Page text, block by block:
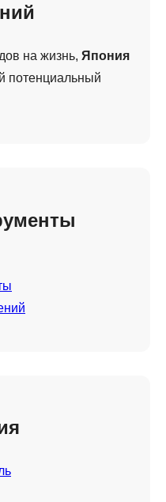
на жизнь, Япония
потенциальный